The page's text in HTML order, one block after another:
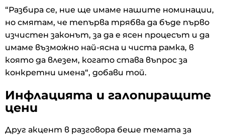
“Разбира се, ние ще имаме нашите номинации,
но смятам, че тепърва трябва да бъде първо
изчистен законът, за да е ясен процесът и да
имаме възможно най-ясна и чиста рамка, в
която да влезем, когато става въпрос за
конкретни имена“, добави той.
Инфлацията и галопиращите
цени
Друг акцент в разговора беше темата за